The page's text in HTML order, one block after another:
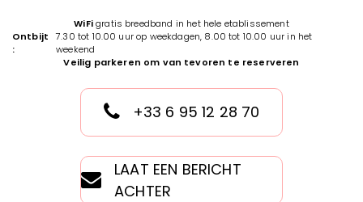
WiFigratis breedband in het hele etablissement
Ontbijt
:
7.30 tot 10.00 uur op weekdagen, 8.00 tot 10.00 uur in het
weekend
Veilig parkeren om van tevoren te reserveren
+33 6 95 12 28 70
LAAT EEN BERICHT
ACHTER